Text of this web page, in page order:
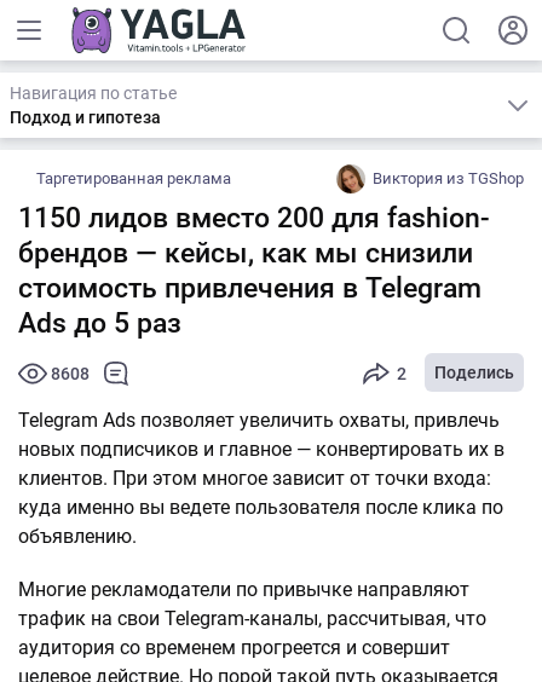
Навигация по статье
Подход и гипотеза
Таргетированная реклама Виктория из TGShop
1150 лидов вместо 200 для fashion-
брендов — кейсы, как мы снизили
стоимость привлечения в Telegram
Ads до 5 раз
8608 2 Поделись
Telegram Ads позволяет увеличить охваты, привлечь
новых подписчиков и главное — конвертировать их в
клиентов. При этом многое зависит от точки входа:
куда именно вы ведете пользователя после клика по
объявлению.
Многие рекламодатели по привычке направляют
трафик на свои Telegram-каналы, рассчитывая, что
аудитория со временем прогреется и совершит
целевое действие. Но порой такой путь оказывается